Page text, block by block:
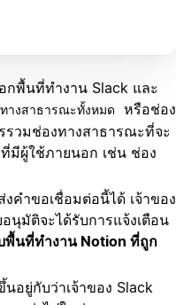
กพื้นที่ทำงาน Slack และ
างสาธารณะทั้งหมด
หรือช่อง
วมช่องทางสาธารณะที่จะ
มีผู้ใช้ภายนอก เช่น ช่อง
คำขอเชื่อมต่อนี้ได้ เจ้าของ
มัติจะได้รับการแจ้งเตือน
พื้นที่ทำงาน Notion ที่ถูก
อยู่กับว่าเจ้าของ Slack